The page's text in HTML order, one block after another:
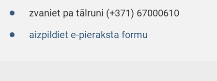
zvaniet pa tālruni (+371) 67000610
aizpildiet e-pieraksta formu